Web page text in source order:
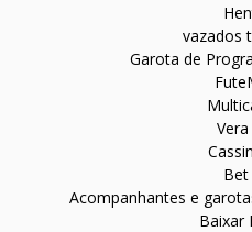
vazados
Garota de
Bet
Acompanhantes e
Baixar